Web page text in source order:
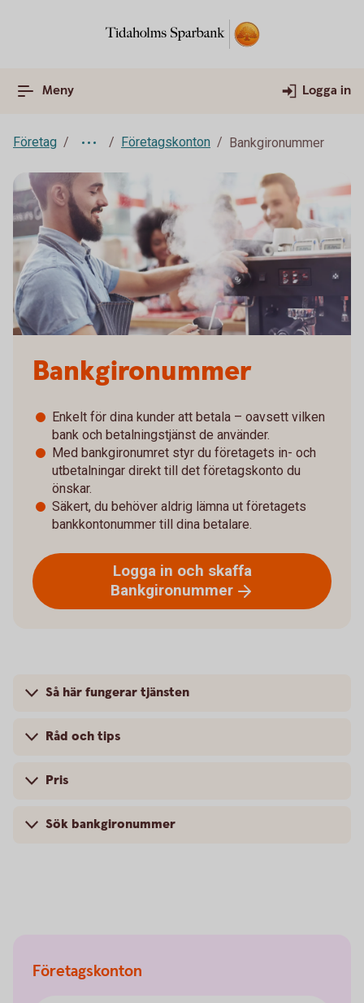
Meny Logga in
Företag Företagskonton Bankgironummer
Bankgironummer
Enkelt för dina kunder att betala – oavsett vilken
bank och betalningstjänst de använder.
Med bankgironumret styr du företagets in- och
utbetalningar direkt till det företagskonto du
önskar.
Säkert, du behöver aldrig lämna ut företagets
bankkontonummer till dina betalare.
Logga in och skaffa
Bankgironummer
Så här fungerar tjänsten
Råd och tips
Pris
Sök bankgironummer
Företagskonton